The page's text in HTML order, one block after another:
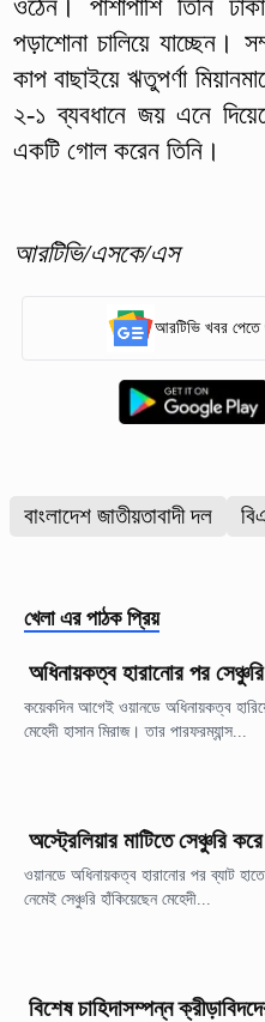
ওঠেন। পাশাপাশি তিনি
পড়াশোনা চালিয়ে যাচ্ছেন।
কাপ বাছাইয়ে ঋতুপর্ণা
২-১ ব্যবধানে জয় এনে
একটি গোল করেন তিনি।
আরটিভি/এসকে/এস
আরটিভি খবর
বাংলাদেশ জাতীয়তাবাদী দল
খেলা এর পাঠক প্রিয়
অধিনায়কত্ব হারানোর পর
কয়েকদিন আগেই ওয়ানডে অধিনায়কত্ব
মেহেদী হাসান মিরাজ। তার পারফরম্যান্স...
অস্ট্রেলিয়ার মাটিতে সেঞ্চুরি
ওয়ানডে অধিনায়কত্ব হারানোর পর ব্যাট হাতে
নেমেই সেঞ্চুরি হাঁকিয়েছেন মেহেদী...
বিশেষ চাহিদাসম্পন্ন